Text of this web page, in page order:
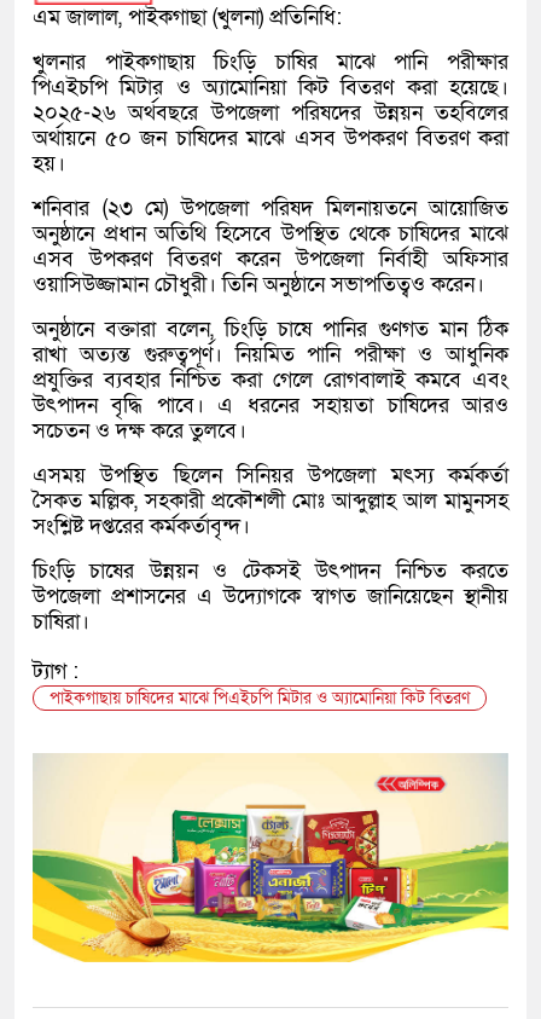
এম জালাল, পাইকগাছা (খুলনা) প্রতিনিধি:
খুলনার পাইকগাছায় চিংড়ি চাষির মাঝে পানি পরীক্ষার
পিএইচপি মিটার ও অ্যামোনিয়া কিট বিতরণ করা হয়েছে।
২০২৫-২৬ অর্থবছরে উপজেলা পরিষদের উন্নয়ন তহবিলের
অর্থায়নে ৫০ জন চাষিদের মাঝে এসব উপকরণ বিতরণ করা
হয়।
শনিবার (২৩ মে) উপজেলা পরিষদ মিলনায়তনে আয়োজিত
অনুষ্ঠানে প্রধান অতিথি হিসেবে উপস্থিত থেকে চাষিদের মাঝে
এসব উপকরণ বিতরণ করেন উপজেলা নির্বাহী অফিসার
ওয়াসিউজ্জামান চৌধুরী। তিনি অনুষ্ঠানে সভাপতিত্বও করেন।
অনুষ্ঠানে বক্তারা বলেন, চিংড়ি চাষে পানির গুণগত মান ঠিক
রাখা অত্যন্ত গুরুত্বপূর্ণ। নিয়মিত পানি পরীক্ষা ও আধুনিক
প্রযুক্তির ব্যবহার নিশ্চিত করা গেলে রোগবালাই কমবে এবং
উৎপাদন বৃদ্ধি পাবে। এ ধরনের সহায়তা চাষিদের আরও
সচেতন ও দক্ষ করে তুলবে।
এসময় উপস্থিত ছিলেন সিনিয়র উপজেলা মৎস্য কর্মকর্তা
সৈকত মল্লিক, সহকারী প্রকৌশলী মোঃ আব্দুল্লাহ আল মামুনসহ
সংশ্লিষ্ট দপ্তরের কর্মকর্তাবৃন্দ।
চিংড়ি চাষের উন্নয়ন ও টেকসই উৎপাদন নিশ্চিত করতে
উপজেলা প্রশাসনের এ উদ্যোগকে স্বাগত জানিয়েছেন স্থানীয়
চাষিরা।
ট্যাগ :
পাইকগাছায় চাষিদের মাঝে পিএইচপি মিটার ও অ্যামোনিয়া কিট বিতরণ